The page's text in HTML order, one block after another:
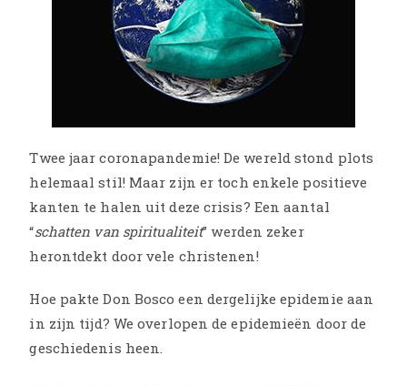
Twee jaar coronapandemie! De wereld stond plots
helemaal stil! Maar zijn er toch enkele positieve
kanten te halen uit deze crisis? Een aantal
“schatten van spiritualiteit” werden zeker
herontdekt door vele christenen!
Hoe pakte Don Bosco een dergelijke epidemie aan
in zijn tijd? We overlopen de epidemieën door de
geschiedenis heen.